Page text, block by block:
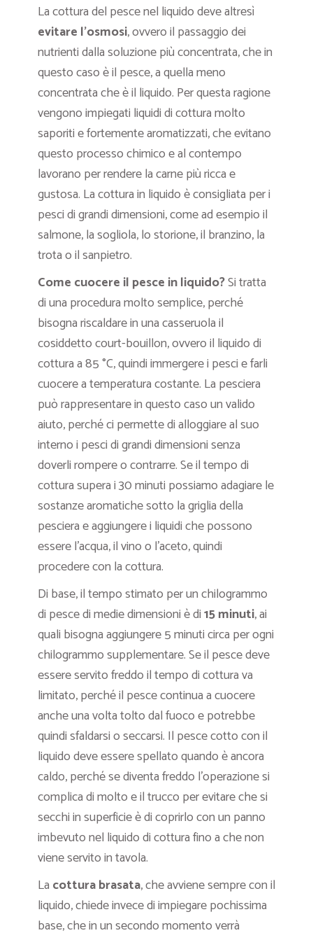
La cottura del pesce nel liquido deve altresì
evitare l’osmosi, ovvero il passaggio dei
nutrienti dalla soluzione più concentrata, che in
questo caso è il pesce, a quella meno
concentrata che è il liquido. Per questa ragione
vengono impiegati liquidi di cottura molto
saporiti e fortemente aromatizzati, che evitano
questo processo chimico e al contempo
lavorano per rendere la carne più ricca e
gustosa. La cottura in liquido è consigliata per i
pesci di grandi dimensioni, come ad esempio il
salmone, la sogliola, lo storione, il branzino, la
trota o il sanpietro.
Come cuocere il pesce in liquido?Si tratta
di una procedura molto semplice, perché
bisogna riscaldare in una casseruola il
cosiddetto court-bouillon, ovvero il liquido di
cottura a 85 °C, quindi immergere i pesci e farli
cuocere a temperatura costante. La pesciera
può rappresentare in questo caso un valido
aiuto, perché ci permette di alloggiare al suo
interno i pesci di grandi dimensioni senza
doverli rompere o contrarre. Se il tempo di
cottura supera i 30 minuti possiamo adagiare le
sostanze aromatiche sotto la griglia della
pesciera e aggiungere i liquidi che possono
essere l’acqua, il vino o l’aceto, quindi
procedere con la cottura.
Di base, il tempo stimato per un chilogrammo
di pesce di medie dimensioni è di15 minuti, ai
quali bisogna aggiungere 5 minuti circa per ogni
chilogrammo supplementare. Se il pesce deve
essere servito freddo il tempo di cottura va
limitato, perché il pesce continua a cuocere
anche una volta tolto dal fuoco e potrebbe
quindi sfaldarsi o seccarsi. Il pesce cotto con il
liquido deve essere spellato quando è ancora
caldo, perché se diventa freddo l’operazione si
complica di molto e il trucco per evitare che si
secchi in superficie è di coprirlo con un panno
imbevuto nel liquido di cottura fino a che non
viene servito in tavola.
La cottura brasata, che avviene sempre con il
liquido, chiede invece di impiegare pochissima
base, che in un secondo momento verrà